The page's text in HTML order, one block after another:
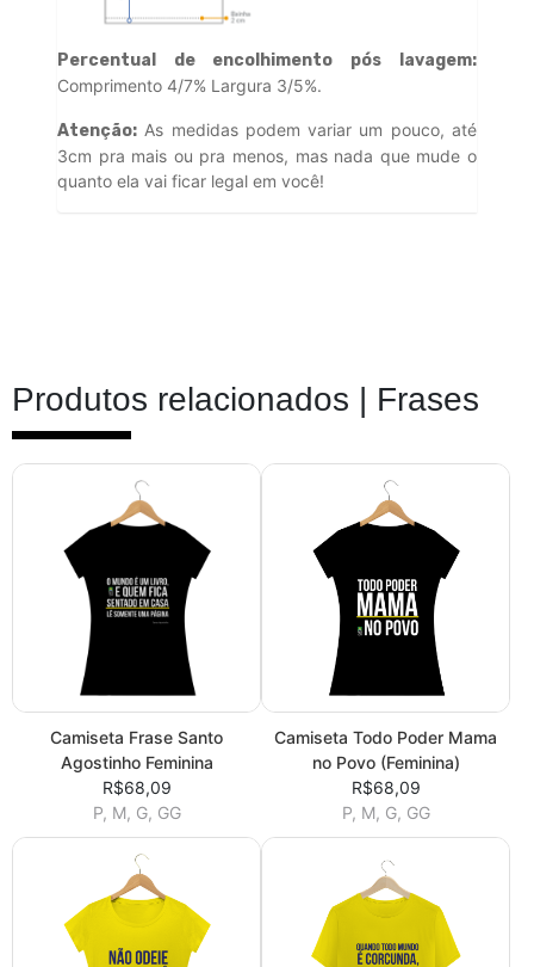
Percentual de encolhimento pós lavagem:
Comprimento 4/7% Largura 3/5%.
Atenção: As medidas podem variar um pouco, até
3cm pra mais ou pra menos, mas nada que mude o
quanto ela vai ficar legal em você!
Produtos relacionados | Frases
Camiseta Frase Santo
Agostinho Feminina
R$68,09
P, M, G, GG
Camiseta Todo Poder Mama
no Povo (Feminina)
R$68,09
P, M, G, GG